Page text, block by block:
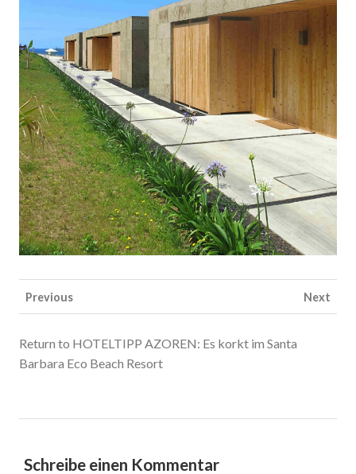
Previous Next
Return to HOTELTIPP AZOREN: Es korkt im Santa
Barbara Eco Beach Resort
Schreibe einen Kommentar